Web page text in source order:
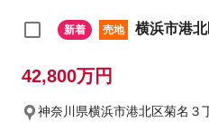
新着 売地 横浜市港
42,800万円
神奈川県横浜市港北区菊名３